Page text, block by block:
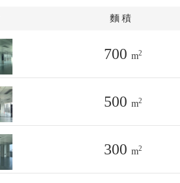
麵 積
700 m2
500 m2
300 m2